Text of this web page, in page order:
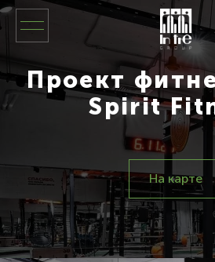
Проект
Spirit
На карте